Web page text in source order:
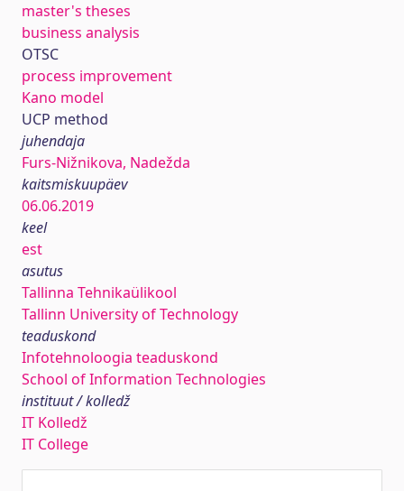
master's theses
business analysis
OTSC
process improvement
Kano model
UCP method
juhendaja
Furs-Nižnikova, Nadežda
kaitsmiskuupäev
06.06.2019
keel
est
asutus
Tallinna Tehnikaülikool
Tallinn University of Technology
teaduskond
Infotehnoloogia teaduskond
School of Information Technologies
instituut / kolledž
IT Kolledž
IT College